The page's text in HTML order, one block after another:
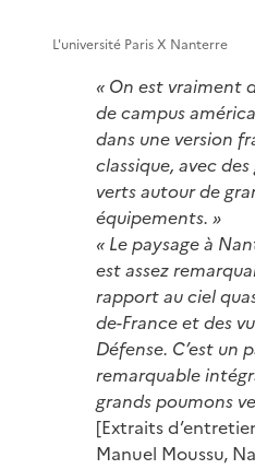
L'université Paris X Nanterre
« On est vraiment
de campus
dans une version
classique, avec
verts autour de
équipements. »
« Le paysage à
est assez
rapport au ciel
de-France et des
Défense. C’est un
remarquable
grands poumons
[Extraits
Manuel Moussu,